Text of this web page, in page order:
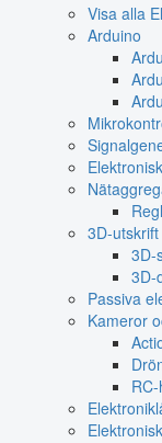
Visa alla
Arduino
3D-utskrift
3D-
3D-
Passiva
Kameror